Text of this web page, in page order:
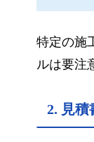
特定の施
ルは要注
2. 見積